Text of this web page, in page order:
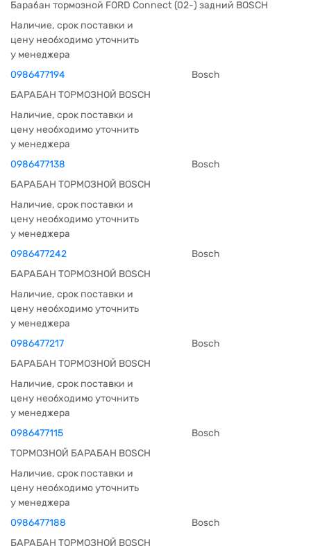
Барабан тормозной FORD Connect (02-) задний BOSCH
Наличие, срок поставки и
цену необходимо уточнить
у менеджера
0986477194
Bosch
БАРАБАН ТОРМОЗНОЙ BOSCH
Наличие, срок поставки и
цену необходимо уточнить
у менеджера
0986477138
Bosch
БАРАБАН ТОРМОЗНОЙ BOSCH
Наличие, срок поставки и
цену необходимо уточнить
у менеджера
0986477242
Bosch
БАРАБАН ТОРМОЗНОЙ BOSCH
Наличие, срок поставки и
цену необходимо уточнить
у менеджера
0986477217
Bosch
БАРАБАН ТОРМОЗНОЙ BOSCH
Наличие, срок поставки и
цену необходимо уточнить
у менеджера
0986477115
Bosch
ТОРМОЗНОЙ БАРАБАН BOSCH
Наличие, срок поставки и
цену необходимо уточнить
у менеджера
0986477188
Bosch
БАРАБАН ТОРМОЗНОЙ BOSCH